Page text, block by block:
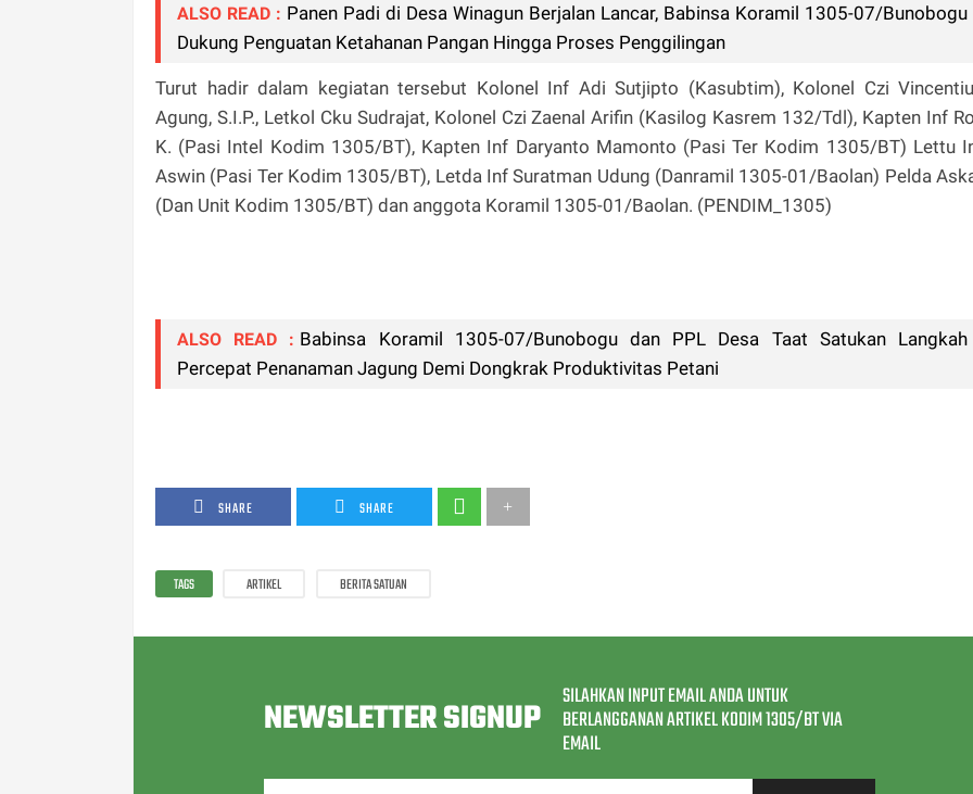
ALSO READ : Panen Padi di Desa Winagun Berjalan Lancar, Babinsa Koramil 1305-07/Bunobogu
Dukung Penguatan Ketahanan Pangan Hingga Proses Penggilingan
Turut hadir dalam kegiatan tersebut Kolonel Inf Adi Sutjipto (Kasubtim), Kolonel Czi
Agung, S.I.P., Letkol Cku Sudrajat, Kolonel Czi Zaenal Arifin (Kasilog Kasrem 132/Tdl), Kapten Inf
K. (Pasi Intel Kodim 1305/BT), Kapten Inf Daryanto Mamonto (Pasi Ter Kodim 1305/BT) Lettu
Aswin (Pasi Ter Kodim 1305/BT), Letda Inf Suratman Udung (Danramil 1305-01/Baolan) Pelda
(Dan Unit Kodim 1305/BT) dan anggota Koramil 1305-01/Baolan. (PENDIM_1305)
ALSO READ : Babinsa Koramil 1305-07/Bunobogu dan PPL Desa Taat Satukan Langkah
Percepat Penanaman Jagung Demi Dongkrak Produktivitas Petani
SHARE SHARE
TAGS ARTIKEL BERITA SATUAN
NEWSLETTER SIGNUP SILAHKAN INPUT EMAIL ANDA UNTUK
BERLANGGANAN ARTIKEL KODIM 1305/BT VIA
EMAIL